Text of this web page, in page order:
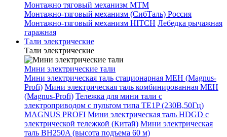
Монтажно тяговый механизм МТМ
Монтажно-тяговый механизм (СибТаль) Россия
Монтажно-тяговый механизм HITCH Лебедка рычажная
гаражная
Тали электрические
Тали электрические
Мини электрические тали
Мини электрическая таль стационарная МЕН (Magnus-
Profi) Мини электрическая таль комбинированная МЕН
(Magnus-Profi) Тележка для мини тали с
электроприводом с пультом типа TE1P (230В,50Гц)
MAGNUS PROFI Мини электрическая таль HDGD с
электрической тележкой (Китай) Мини электрическая
таль BH250A (высота подъема 60 м)